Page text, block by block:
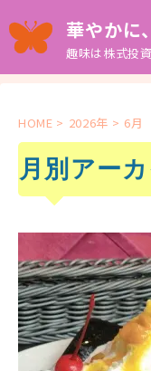
華やかに
趣味は株式投
HOME > 2026年 > 6月
月別アー